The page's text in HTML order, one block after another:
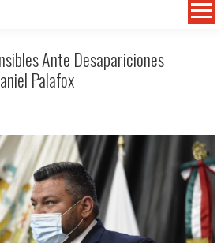
Ante Desapariciones
Palafox